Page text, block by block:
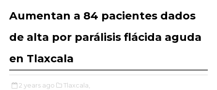
Aumentan a 84 pacientes dados
de alta por parálisis flácida aguda
en Tlaxcala
2 years ago Tlaxcala,